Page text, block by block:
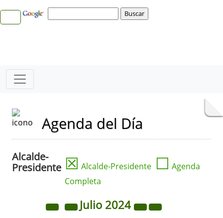
Agenda del Día
Alcalde-
Presidente ☒ Alcalde-Presidente ☐ Agenda
Completa
Julio 2024